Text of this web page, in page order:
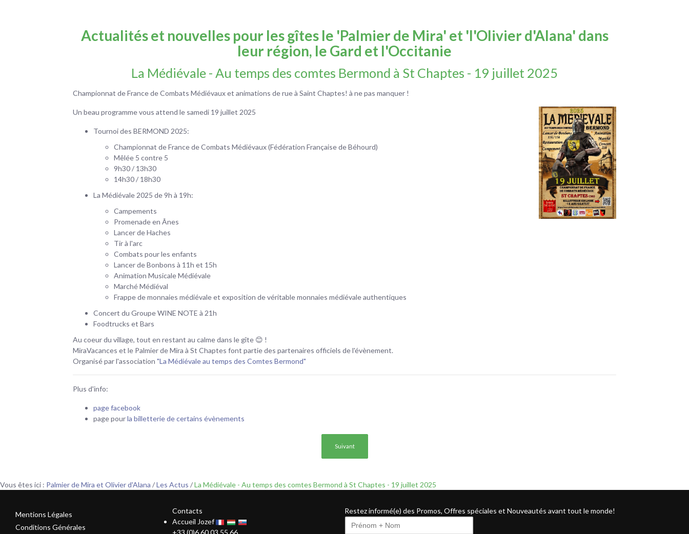
Actualités et nouvelles pour les gîtes le 'Palmier de Mira' et 'l'Olivier d'Alana' dans
leur région, le Gard et l'Occitanie
La Médiévale - Au temps des comtes Bermond à St Chaptes - 19 juillet 2025
Championnat de France de Combats Médiévaux et animations de rue à Saint Chaptes! à ne pas manquer !
Un beau programme vous attend le samedi 19 juillet 2025
Tournoi des BERMOND 2025:
Championnat de France de Combats Médiévaux (Fédération Française de Béhourd)
Mêlée 5 contre 5
9h30 / 13h30
14h30 / 18h30
La Médiévale 2025 de 9h à 19h:
Campements
Promenade en Ânes
Lancer de Haches
Tir à l'arc
Combats pour les enfants
Lancer de Bonbons à 11h et 15h
Animation Musicale Médiévale
Marché Médiéval
Frappe de monnaies médiévale et exposition de véritable monnaies médiévale authentiques
Concert du Groupe WINE NOTE à 21h
Foodtrucks et Bars
Au coeur du village, tout en restant au calme dans le gîte 😊 !
MiraVacances et le Palmier de Mira à St Chaptes font partie des partenaires officiels de l'évènement.
Organisé par l'association"La Médiévale au temps des Comtes Bermond"
Plus d'info:
page facebook
page pourla billetterie de certains évènements
Article suivant : Foire aux vins d'Uzès - 9-11 août 2024
Suivant
Vous êtes ici : Palmier de Mira et Olivier d'Alana /Les Actus /La Médiévale - Au temps des comtes Bermond à St Chaptes - 19 juillet 2025
Mentions Légales
Conditions Générales
Contacts
Accueil Jozef
+33 (0)6.60.03.55.66
Restez informé(e) des Promos, Offres spéciales et Nouveautés avant tout le monde!